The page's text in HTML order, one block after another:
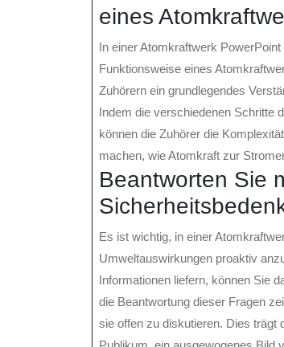
eines
In einer Atomkraftwerk
Funktionsweise eines
Zuhörern ein grundlegendes
Indem die verschiedenen Schritte
können die Zuhörer die
machen, wie Atomkraft zur
Beantworten Sie
Es ist wichtig, in einer
Umweltauswirkungen proaktiv
Informationen liefern, können Sie
die Beantwortung dieser Fragen
sie offen zu diskutieren. Dies trägt